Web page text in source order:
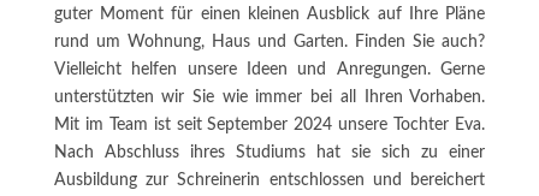
guter Moment für einen kleinen Ausblick auf Ihre Pläne
rund um Wohnung, Haus und Garten. Finden Sie auch?
Vielleicht helfen unsere Ideen und Anregungen. Gerne
unterstützten wir Sie wie immer bei all Ihren Vorhaben.
Mit im Team ist seit September 2024 unsere Tochter Eva.
Nach Abschluss ihres Studiums hat sie sich zu einer
Ausbildung zur Schreinerin entschlossen und bereichert